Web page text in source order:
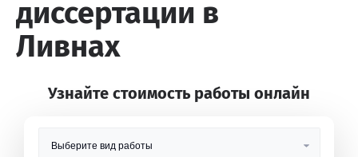
диссертации в
Ливнах
Узнайте стоимость работы онлайн